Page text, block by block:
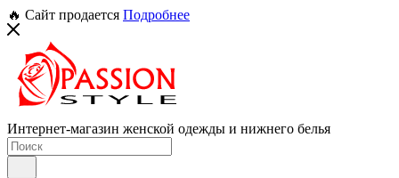
🔥 Сайт продается Подробнее
Интернет-магазин женской одежды и нижнего белья